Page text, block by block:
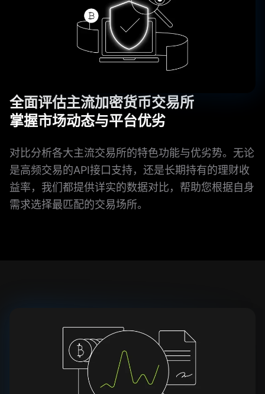
全面评估主流加密货币交易所
掌握市场动态与平台优劣
对比分析各大主流交易所的特色功能与优劣势。无论
是高频交易的API接口支持，还是长期持有的理财收
益率，我们都提供详实的数据对比，帮助您根据自身
需求选择最匹配的交易场所。